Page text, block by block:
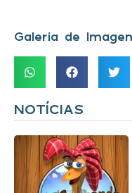
Galeria de
NOTÍCIAS